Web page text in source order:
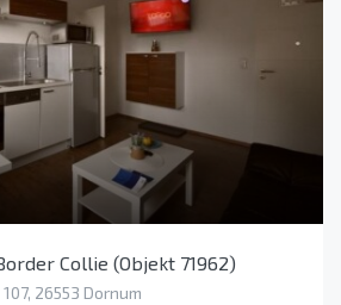
Collie (Objekt 71962)
26553 Dornum